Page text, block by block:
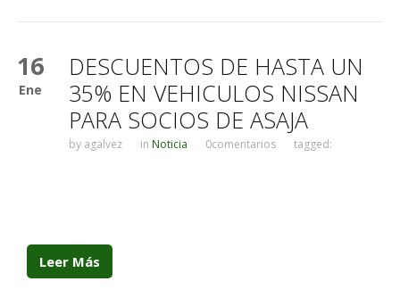
16
Ene
DESCUENTOS DE HASTA UN
35% EN VEHICULOS NISSAN
PARA SOCIOS DE ASAJA
by agalvez in Noticia 0comentarios tagged:
Leer Más